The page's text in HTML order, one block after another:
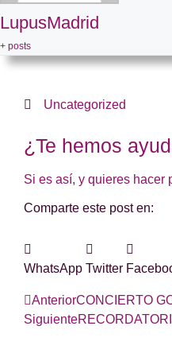
LupusMadrid
+ posts
Uncategorized
¿Te hemos
Si es así, y quieres hacer
Comparte este post en:
WhatsApp Twitter
AnteriorCONCIERTO
Siguiente